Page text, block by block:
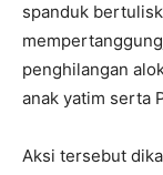
spanduk
penghilangan
anak yatim serta
Aksi tersebut